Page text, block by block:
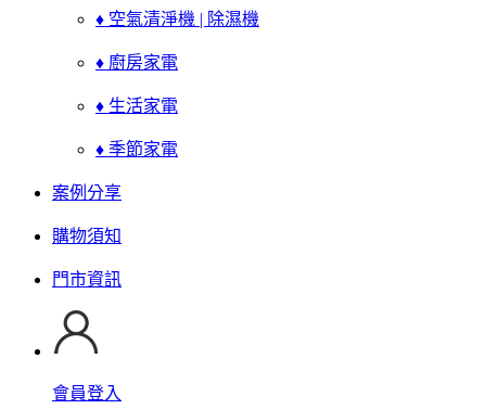
♦ 空氣清淨機 | 除濕機
♦ 廚房家電
♦ 生活家電
♦ 季節家電
案例分享
購物須知
門市資訊
會員登入